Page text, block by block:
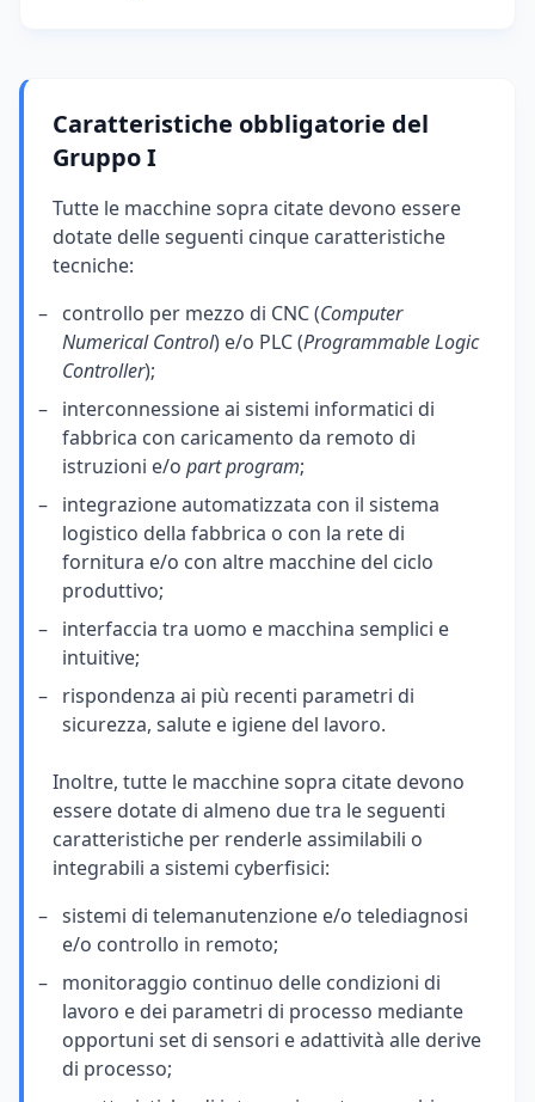
Caratteristiche obbligatorie del
Gruppo I
Tutte le macchine sopra citate devono essere
dotate delle seguenti cinque caratteristiche
tecniche:
controllo per mezzo di CNC (Computer
Numerical Control) e/o PLC (Programmable Logic
Controller);
interconnessione ai sistemi informatici di
fabbrica con caricamento da remoto di
istruzioni e/o part program;
integrazione automatizzata con il sistema
logistico della fabbrica o con la rete di
fornitura e/o con altre macchine del ciclo
produttivo;
interfaccia tra uomo e macchina semplici e
intuitive;
rispondenza ai più recenti parametri di
sicurezza, salute e igiene del lavoro.
Inoltre, tutte le macchine sopra citate devono
essere dotate di almeno due tra le seguenti
caratteristiche per renderle assimilabili o
integrabili a sistemi cyberfisici:
sistemi di telemanutenzione e/o telediagnosi
e/o controllo in remoto;
monitoraggio continuo delle condizioni di
lavoro e dei parametri di processo mediante
opportuni set di sensori e adattività alle derive
di processo;